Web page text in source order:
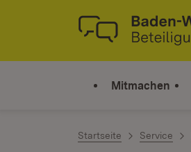
Zum Inhalt springen
Link zur Startseite
Mitmachen
Startseite Service